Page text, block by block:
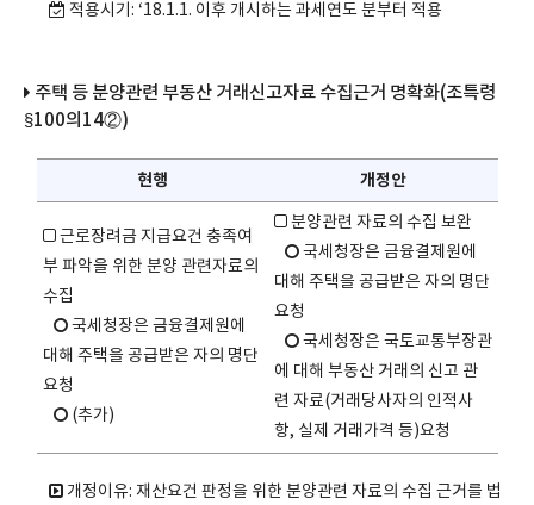
적용시기: ‘18.1.1. 이후 개시하는 과세연도 분부터 적용
주택 등 분양관련 부동산 거래신고자료 수집근거 명확화(조특령
§100의14②)
현행 개정안
근로장려금 지급요건 충족여
부 파악을 위한 분양 관련자료의
수집
국세청장은 금융결제원에
대해 주택을 공급받은 자의 명단
요청
(추가)
분양관련 자료의 수집 보완
국세청장은 금융결제원에
대해 주택을 공급받은 자의 명단
요청
국세청장은 국토교통부장관
에 대해 부동산 거래의 신고 관
련 자료(거래당사자의 인적사
항, 실제 거래가격 등)요청
개정이유: 재산요건 판정을 위한 분양관련 자료의 수집 근거를 법